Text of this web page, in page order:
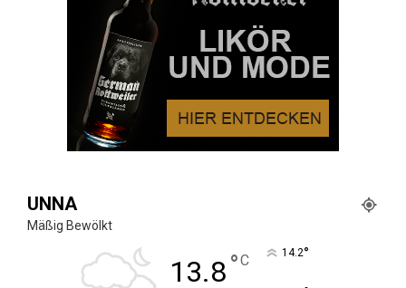
UNNA
Mäßig Bewölkt
13.8°C 14.2°